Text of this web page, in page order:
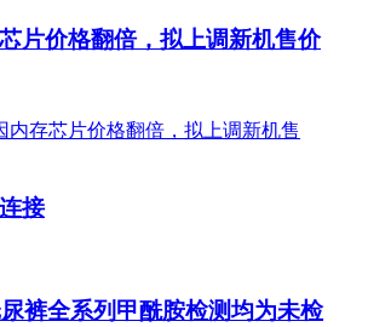
片价格翻倍，拟上调新机售价
接
裤全系列甲酰胺检测均为未检